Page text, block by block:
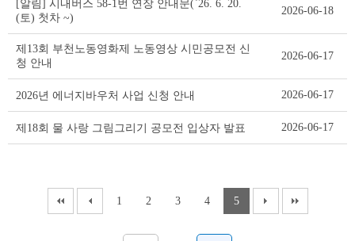
[알림] 시내버스 58-1번 연장 안내문(`26. 6. 20.
(토) 첫차 ~)
2026-06-18
제13회 부천노동영화제 노동영상 시민공모전 신
청 안내
2026-06-17
2026년 에너지바우처 사업 신청 안내 2026-06-17
제18회 물 사랑 그림그리기 공모전 입상자 발표 2026-06-17
1 2 3 4 5